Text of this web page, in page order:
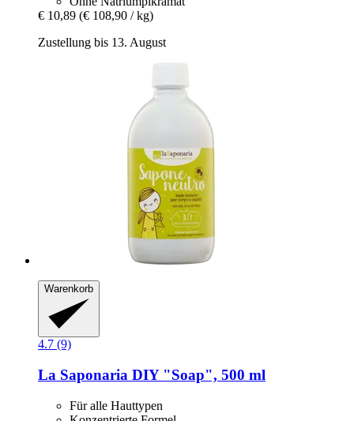
€ 10,89 (€ 108,90 / kg)
Zustellung bis 13. August
Warenkorb
4.7 (9)
La Saponaria DIY "Soap", 500 ml
Für alle Hauttypen